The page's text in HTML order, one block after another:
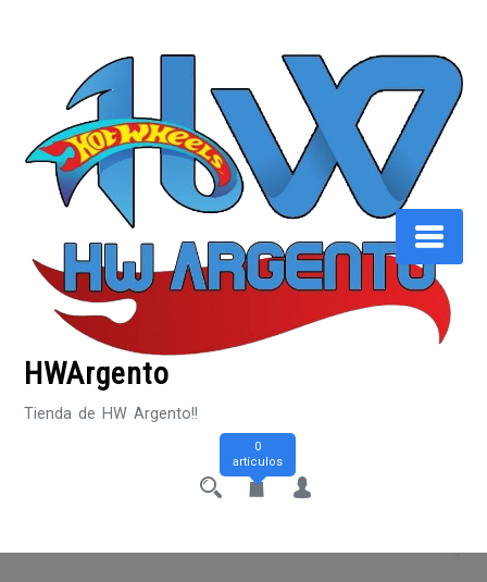
HWArgento
Tienda de HW Argento!!
0
artículos